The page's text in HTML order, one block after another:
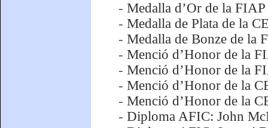
- Medalla d’Or de la
- Medalla de Plata de la
- Medalla de Bonze de la
- Menció d’Honor de la
- Menció d’Honor de la
- Menció d’Honor de la
- Menció d’Honor de la
- Diploma AFIC: John